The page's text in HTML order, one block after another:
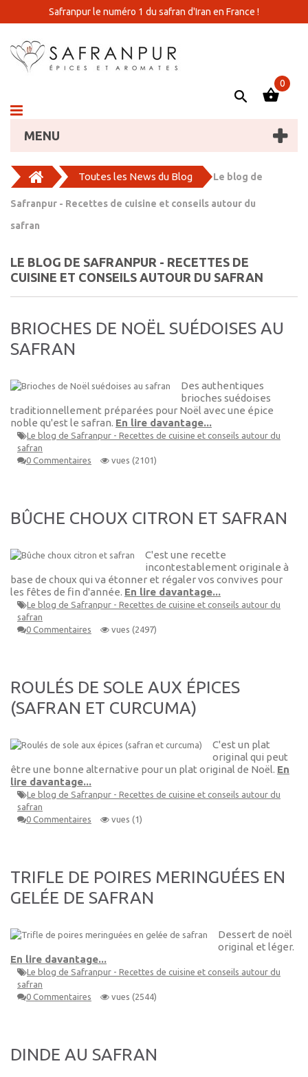
Safranpur le numéro 1 du safran d'Iran en France !
0
MENU
Toutes les News du Blog Le blog de
Safranpur - Recettes de cuisine et conseils autour du
safran
LE BLOG DE SAFRANPUR - RECETTES DE
CUISINE ET CONSEILS AUTOUR DU SAFRAN
BRIOCHES DE NOËL SUÉDOISES AU
SAFRAN
Des authentiques
brioches suédoises
traditionnellement préparées pour Noël avec une épice
noble qu'est le safran. En lire davantage...
Le blog de Safranpur - Recettes de cuisine et conseils autour du
safran
0 Commentaires
vues (2101)
BÛCHE CHOUX CITRON ET SAFRAN
C'est une recette
incontestablement originale à
base de choux qui va étonner et régaler vos convives pour
les fêtes de fin d'année. En lire davantage...
Le blog de Safranpur - Recettes de cuisine et conseils autour du
safran
0 Commentaires
vues (2497)
ROULÉS DE SOLE AUX ÉPICES
(SAFRAN ET CURCUMA)
C'est un plat
original qui peut
être une bonne alternative pour un plat original de Noël. En
lire davantage...
Le blog de Safranpur - Recettes de cuisine et conseils autour du
safran
0 Commentaires
vues (1)
TRIFLE DE POIRES MERINGUÉES EN
GELÉE DE SAFRAN
Dessert de noël
original et léger.
En lire davantage...
Le blog de Safranpur - Recettes de cuisine et conseils autour du
safran
0 Commentaires
vues (2544)
DINDE AU SAFRAN